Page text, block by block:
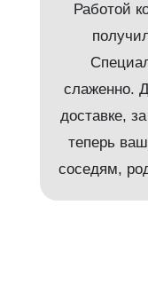
Работой
слаженно.
доставке,
теперь
соседям,